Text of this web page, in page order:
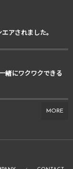
アされました。
緒にワクワクできる
MORE